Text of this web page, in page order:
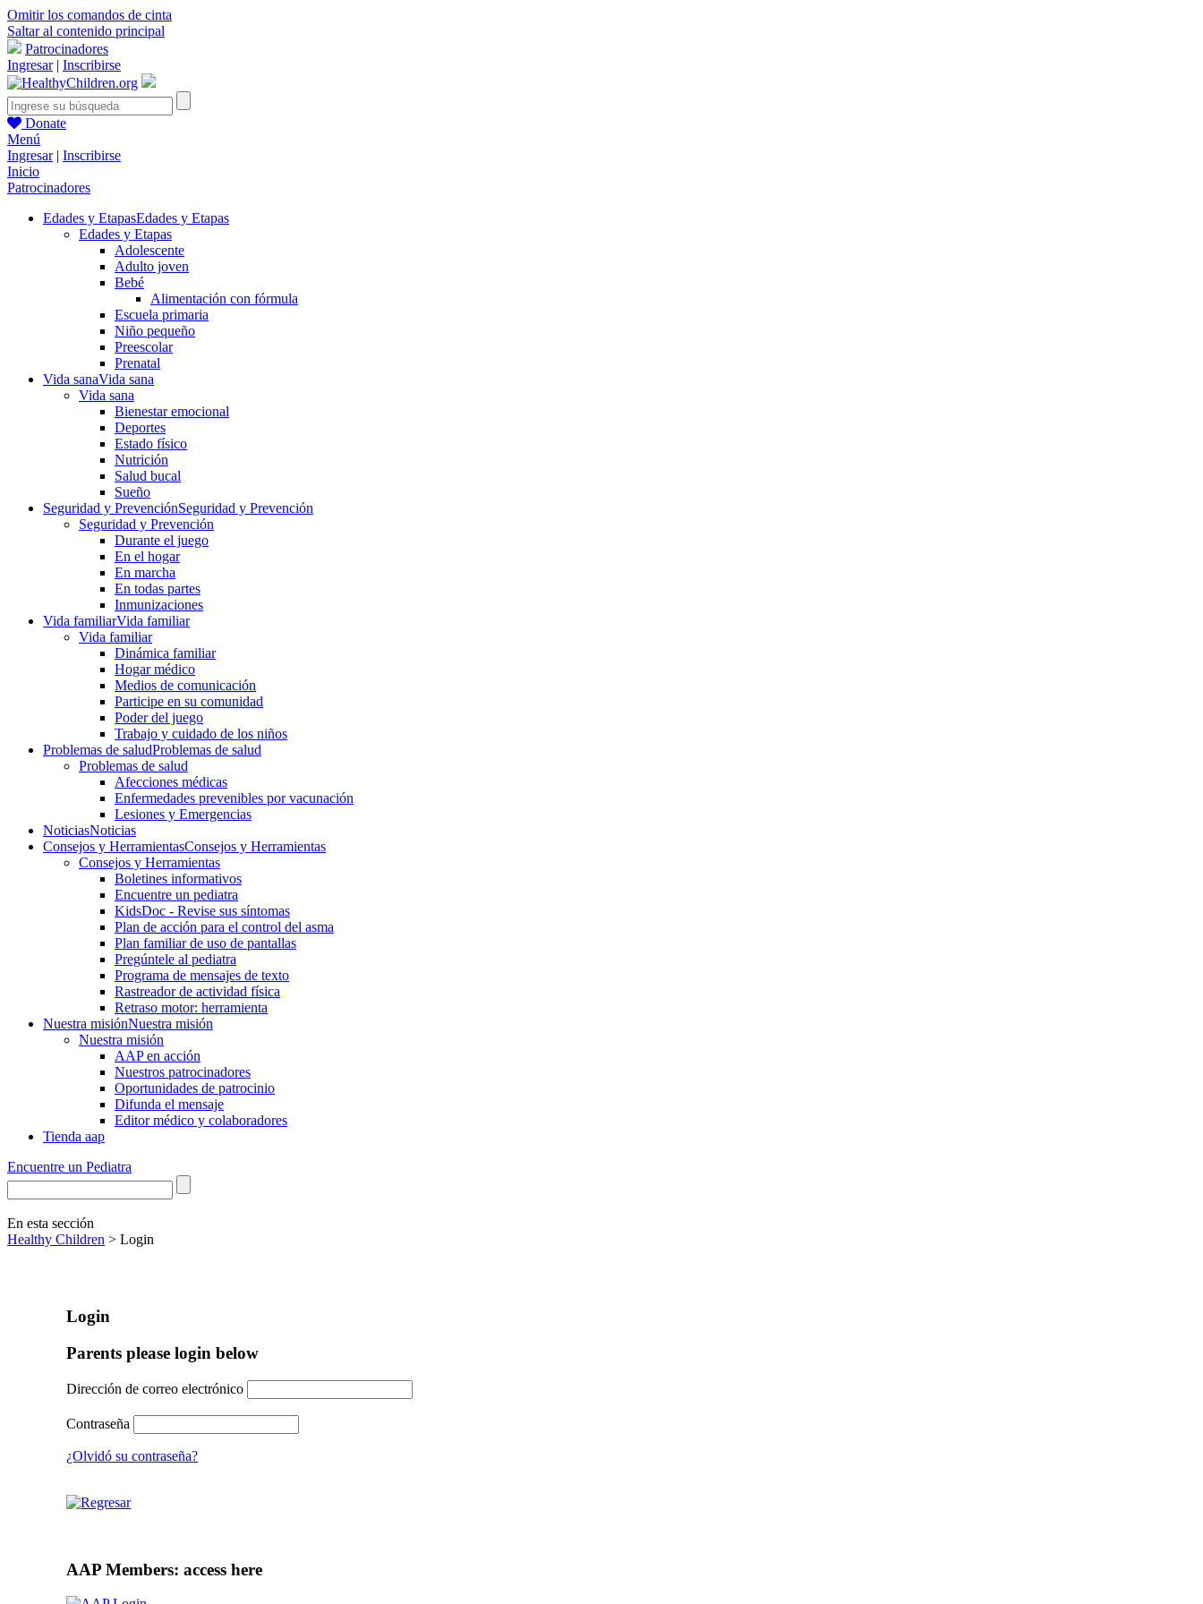
Omitir los comandos de cinta
Saltar al contenido principal
Patrocinadores
Ingresar| Inscribirse
Donate
Menú
Ingresar| Inscribirse
Inicio
Patrocinadores
Edades y EtapasEdades y Etapas
Edades y Etapas
Adolescente
Adulto joven
Bebé
Alimentación con fórmula
Escuela primaria
Niño pequeño
Preescolar
Prenatal
Vida sanaVida sana
Vida sana
Bienestar emocional
Deportes
Estado físico
Nutrición
Salud bucal
Sueño
Seguridad y PrevenciónSeguridad y Prevención
Seguridad y Prevención
Durante el juego
En el hogar
En marcha
En todas partes
Inmunizaciones
Vida familiarVida familiar
Vida familiar
Dinámica familiar
Hogar médico
Medios de comunicación
Participe en su comunidad
Poder del juego
Trabajo y cuidado de los niños
Problemas de saludProblemas de salud
Problemas de salud
Afecciones médicas
Enfermedades prevenibles por vacunación
Lesiones y Emergencias
NoticiasNoticias
Consejos y HerramientasConsejos y Herramientas
Consejos y Herramientas
Boletines informativos
Encuentre un pediatra
KidsDoc - Revise sus síntomas
Plan de acción para el control del asma
Plan familiar de uso de pantallas
Pregúntele al pediatra
Programa de mensajes de texto
Rastre​​ador de activida​d física
Retraso motor: herramienta
Nuestra misiónNuestra misión
Nuestra misión
AAP en acción
Nuestros patrocinadores
Oportunidades de patrocinio
Difunda el mensaje
Editor médico y colaboradores
Tienda aap
Encuentre un Pediatra
En esta sección
Healthy Children > Login
Login
Parents please login below
Dirección de correo electrónico
Contraseña
¿Olvidó su contraseña?
AAP Members: access here